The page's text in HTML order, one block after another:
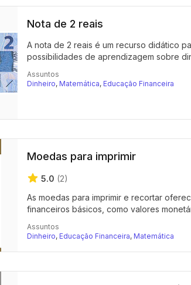
Nota de 2 reais
A nota de 2 reais é um recurso didático
possibilidades de aprendizagem sobre
Assuntos
Dinheiro, Matemática, Educação Financeira
Moedas para imprimir
5.0 (2)
As moedas para imprimir e recortar
financeiros básicos, como valores
Assuntos
Dinheiro, Educação Financeira, Matemática